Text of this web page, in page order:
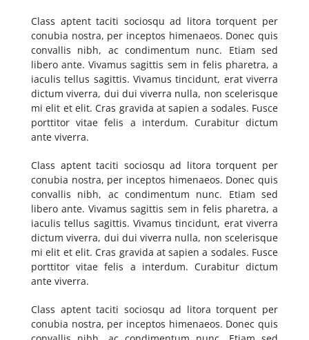
Class aptent taciti sociosqu ad litora torquent per
conubia nostra, per inceptos himenaeos. Donec quis
convallis nibh, ac condimentum nunc. Etiam sed
libero ante. Vivamus sagittis sem in felis pharetra, a
iaculis tellus sagittis. Vivamus tincidunt, erat viverra
dictum viverra, dui dui viverra nulla, non scelerisque
mi elit et elit. Cras gravida at sapien a sodales. Fusce
porttitor vitae felis a interdum. Curabitur dictum
ante viverra.
Class aptent taciti sociosqu ad litora torquent per
conubia nostra, per inceptos himenaeos. Donec quis
convallis nibh, ac condimentum nunc. Etiam sed
libero ante. Vivamus sagittis sem in felis pharetra, a
iaculis tellus sagittis. Vivamus tincidunt, erat viverra
dictum viverra, dui dui viverra nulla, non scelerisque
mi elit et elit. Cras gravida at sapien a sodales. Fusce
porttitor vitae felis a interdum. Curabitur dictum
ante viverra.
Class aptent taciti sociosqu ad litora torquent per
conubia nostra, per inceptos himenaeos. Donec quis